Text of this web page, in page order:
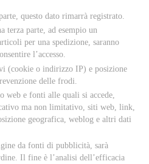
questo dato rimarrà registrato.
terza parte, ad esempio un
per una spedizione, saranno
l’accesso.
(cookie o indirizzo IP) e posizione
delle frodi.
web e fonti alle quali si accede,
ma non limitativo, siti web, link,
geografica, weblog e altri dati
da fonti di pubblicità, sarà
Il fine è l’analisi dell’efficacia